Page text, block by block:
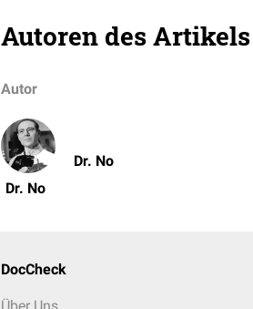
Autoren des Artikels
Autor
Dr. No
Dr. No
DocCheck